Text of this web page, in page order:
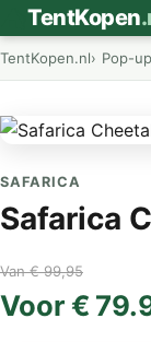
TentKopen
TentKopen.nl Pop-
SAFARICA
Safarica
Van € 99,95
Voor €